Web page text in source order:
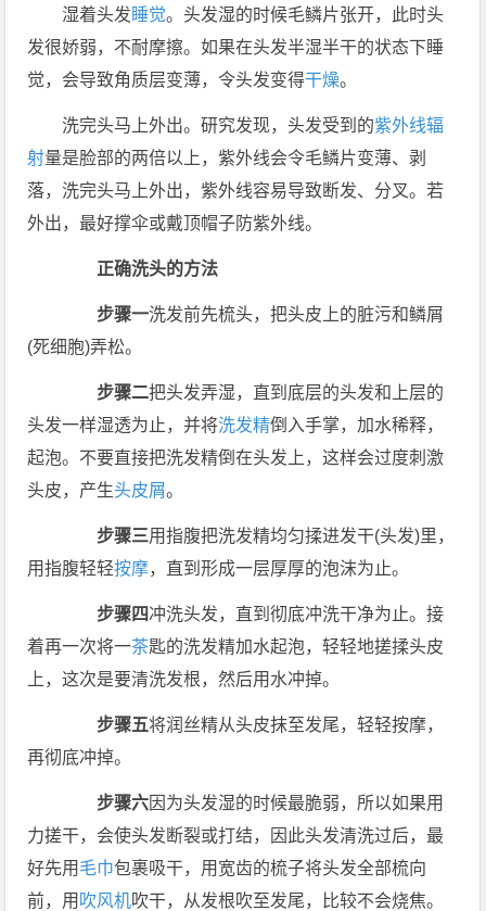
湿着头发睡觉。头发湿的时候毛鳞片张开，此时头
发很娇弱，不耐摩擦。如果在头发半湿半干的状态下睡
觉，会导致角质层变薄，令头发变得干燥。
洗完头马上外出。研究发现，头发受到的紫外线辐
射量是脸部的两倍以上，紫外线会令毛鳞片变薄、剥
落，洗完头马上外出，紫外线容易导致断发、分叉。若
外出，最好撑伞或戴顶帽子防紫外线。
正确洗头的方法
步骤一洗发前先梳头，把头皮上的脏污和鳞屑
(死细胞)弄松。
步骤二把头发弄湿，直到底层的头发和上层的
头发一样湿透为止，并将洗发精倒入手掌，加水稀释，
起泡。不要直接把洗发精倒在头发上，这样会过度刺激
头皮，产生头皮屑。
步骤三用指腹把洗发精均匀揉进发干(头发)里，
用指腹轻轻按摩，直到形成一层厚厚的泡沫为止。
步骤四冲洗头发，直到彻底冲洗干净为止。接
着再一次将一茶匙的洗发精加水起泡，轻轻地搓揉头皮
上，这次是要清洗发根，然后用水冲掉。
步骤五将润丝精从头皮抹至发尾，轻轻按摩，
再彻底冲掉。
步骤六因为头发湿的时候最脆弱，所以如果用
力搓干，会使头发断裂或打结，因此头发清洗过后，最
好先用 毛巾包裹吸干，用宽齿的梳子将头发全部梳向
前，用 吹风机吹干，从发根吹至发尾，比较不会烧焦。